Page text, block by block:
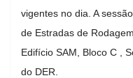
vigentes no dia. A
de Estradas de
Edifício SAM, Bloco C ,
do DER.